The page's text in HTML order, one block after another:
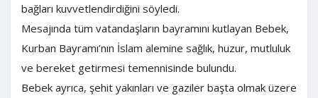
bağları kuvvetlendirdiğini söyledi.
Mesajında tüm vatandaşların bayramını kutlayan Bebek,
Kurban Bayramı’nın İslam alemine sağlık, huzur, mutluluk
ve bereket getirmesi temennisinde bulundu.
Bebek ayrıca, şehit yakınları ve gaziler başta olmak üzere